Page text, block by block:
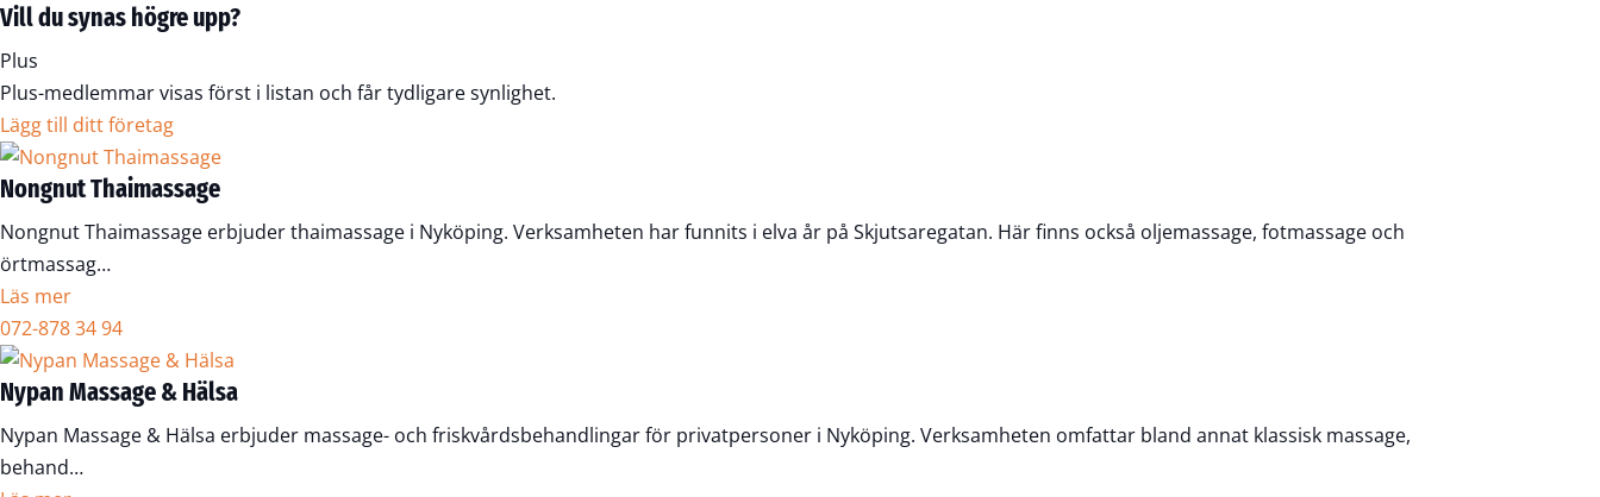
Vill du synas högre upp?
Plus
Plus-medlemmar visas först i listan och får tydligare synlighet.
Lägg till ditt företag
Nongnut Thaimassage
Nongnut Thaimassage erbjuder thaimassage i Nyköping. Verksamheten har funnits i elva år på Skjutsaregatan. Här finns också oljemassage, fotmassage och
örtmassag…
Läs mer
072-878 34 94
Nypan Massage & Hälsa
Nypan Massage & Hälsa erbjuder massage- och friskvårdsbehandlingar för privatpersoner i Nyköping. Verksamheten omfattar bland annat klassisk massage,
behand…